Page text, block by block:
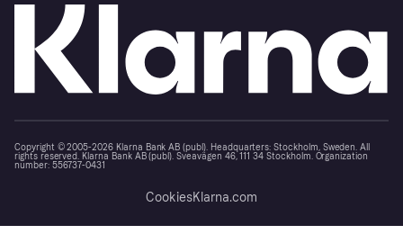
Copyright © 2005-2026 Klarna Bank AB (publ). Headquarters: Stockholm, Sweden. All
rights reserved. Klarna Bank AB (publ). Sveavägen 46, 111 34 Stockholm. Organization
number: 556737-0431
CookiesKlarna.com